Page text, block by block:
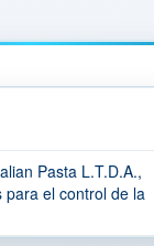
Pasta L.T.D.A.,
para el control de la